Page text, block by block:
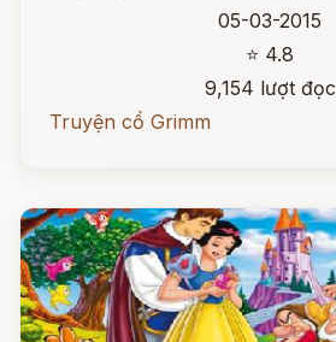
05-03-2015
⭐ 4.8
9,154 lượt đọc
Truyện cổ Grimm